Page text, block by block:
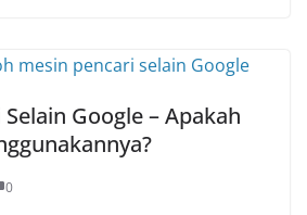
Google – Apakah
0